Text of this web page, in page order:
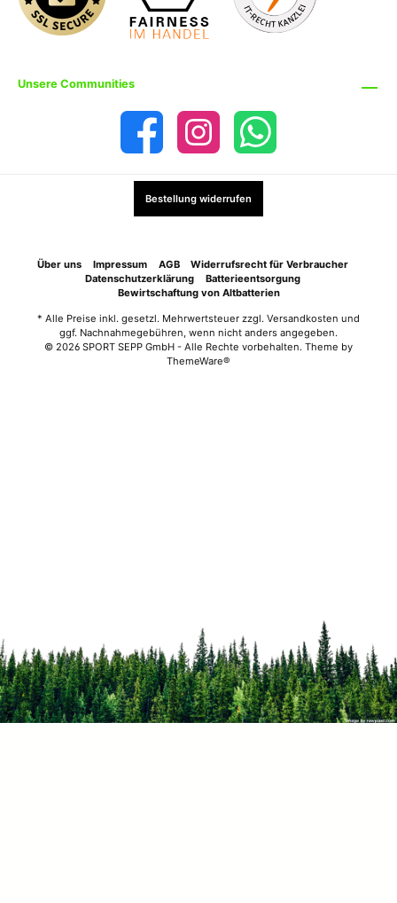
Unsere Communities
Bestellung widerrufen
Über uns Impressum AGB
Widerrufsrecht für Verbraucher
Datenschutzerklärung
Batterieentsorgung
Bewirtschaftung von Altbatterien
* Alle Preise inkl. gesetzl. Mehrwertsteuer zzgl. Versandkosten und
ggf. Nachnahmegebühren, wenn nicht anders angegeben.
© 2026 SPORT SEPP GmbH - Alle Rechte vorbehalten. Theme by
ThemeWare®